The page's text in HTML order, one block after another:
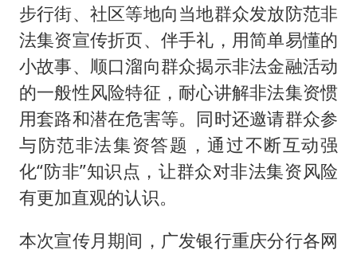
步行街、社区等地向当地群众发放防范非
法集资宣传折页、伴手礼，用简单易懂的
小故事、顺口溜向群众揭示非法金融活动
的一般性风险特征，耐心讲解非法集资惯
用套路和潜在危害等。同时还邀请群众参
与防范非法集资答题，通过不断互动强
化“防非”知识点，让群众对非法集资风险
有更加直观的认识。
本次宣传月期间，广发银行重庆分行各网